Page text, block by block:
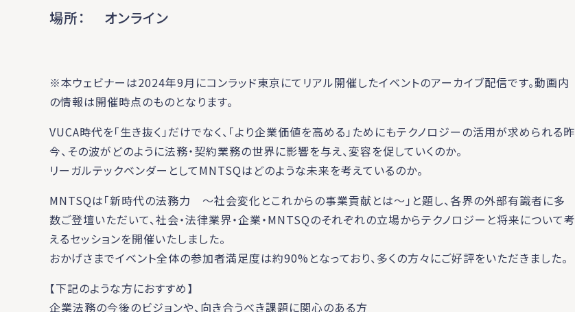
場所
オンライン
※本ウェビナーは2024年9月にコンラッド東京にてリアル開催したイベントのアーカイブ配信です。動画内
の情報は開催時点のものとなります。
VUCA時代を「生き抜く」だけでなく、「より企業価値を高める」ためにもテクノロジーの活用が求められる昨
今、その波がどのように法務・契約業務の世界に影響を与え、変容を促していくのか。
リーガルテックベンダーとしてMNTSQはどのような未来を考えているのか。
MNTSQは「新時代の法務力 ～社会変化とこれからの事業貢献とは～」と題し、各界の外部有識者に多
数ご登壇いただいて、社会・法律業界・企業・MNTSQのそれぞれの立場からテクノロジーと将来について考
えるセッションを開催いたしました。
おかげさまでイベント全体の参加者満足度は約90%となっており、多くの方々にご好評をいただきました。
【下記のような方におすすめ】
企業法務の今後のビジョンや、向き合うべき課題に関心のある方